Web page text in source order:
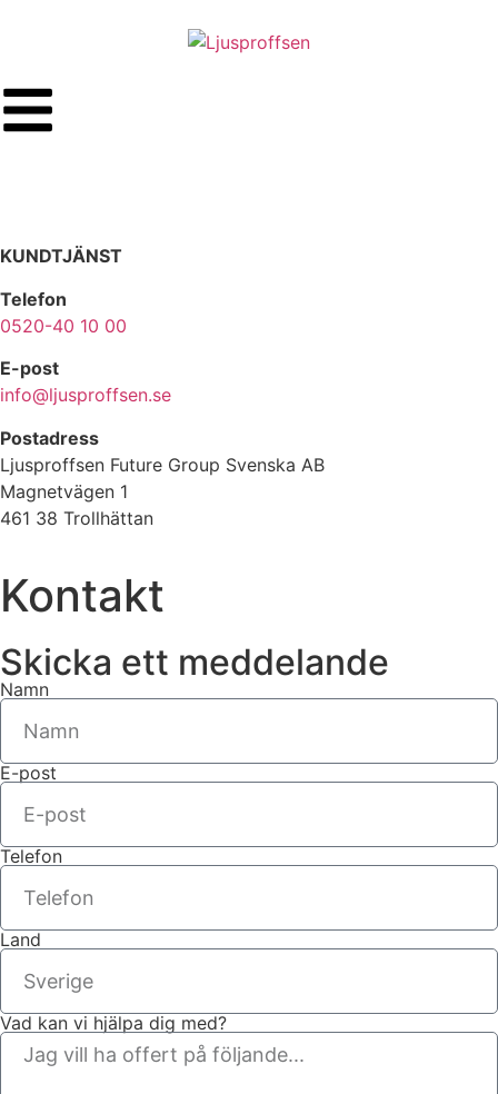
KUNDTJÄNST
Telefon
0520-40 10 00
E-post
info@ljusproffsen.se
Postadress
Ljusproffsen Future Group Svenska AB
Magnetvägen 1
461 38 Trollhättan
Kontakt
Skicka ett meddelande
Namn
E-post
Telefon
Land
Vad kan vi hjälpa dig med?